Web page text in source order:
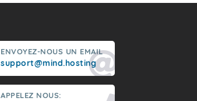
ENVOYEZ-NOUS UN EMAIL
support@mind.hosting
APPELEZ NOUS: